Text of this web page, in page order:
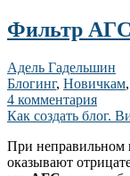
Фильтр АГС
Адель Гадельшин
Блогинг, Новичкам,
4 комментария
Как создать блог.
При неправильном
оказывают